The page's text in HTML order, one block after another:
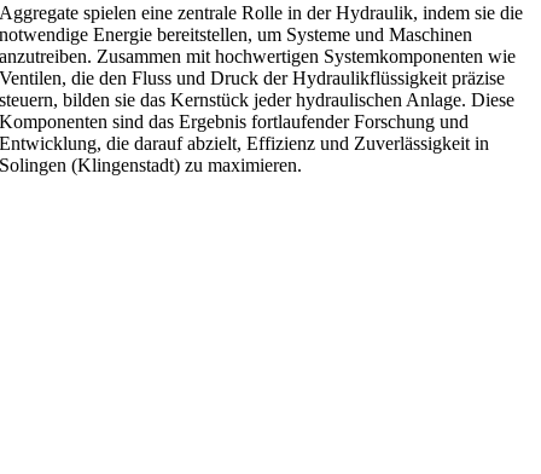
Aggregate spielen eine zentrale Rolle in der Hydraulik, indem sie die
notwendige Energie bereitstellen, um Systeme und Maschinen
anzutreiben. Zusammen mit hochwertigen Systemkomponenten wie
Ventilen, die den Fluss und Druck der Hydraulikflüssigkeit präzise
steuern, bilden sie das Kernstück jeder hydraulischen Anlage. Diese
Komponenten sind das Ergebnis fortlaufender Forschung und
Entwicklung, die darauf abzielt, Effizienz und Zuverlässigkeit in
Solingen (Klingenstadt) zu maximieren.